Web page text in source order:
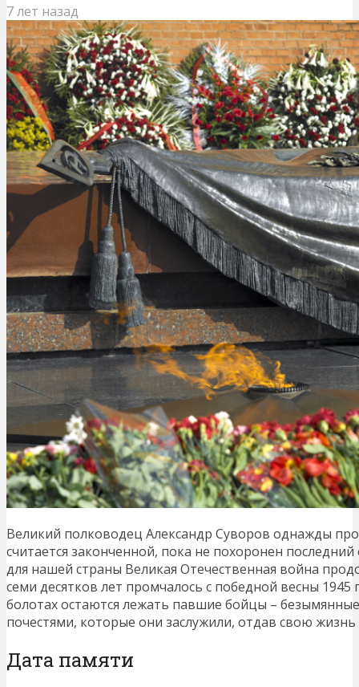
7 лет назад
Великий полководец Александр Суворов однажды
считается законченной, пока не похоронен последний
для нашей страны Великая Отечественная война
семи десятков лет промчалось с победной весны 1945
болотах остаются лежать павшие бойцы –
почестями, которые они заслужили, отдав свою
Дата памяти